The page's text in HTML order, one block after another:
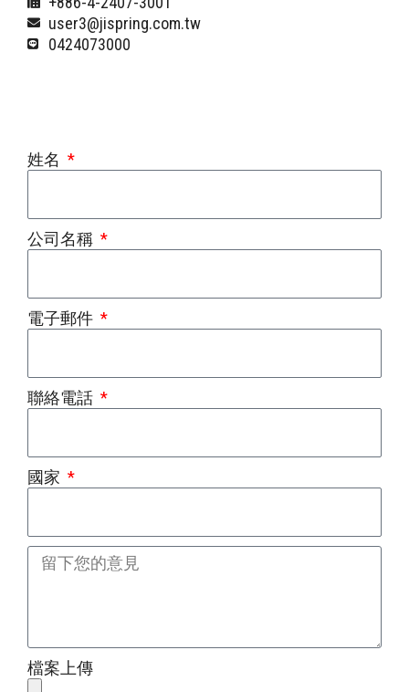
user3@jispring.com.tw
0424073000
姓名
公司名稱
電子郵件
聯絡電話
國家
檔案上傳